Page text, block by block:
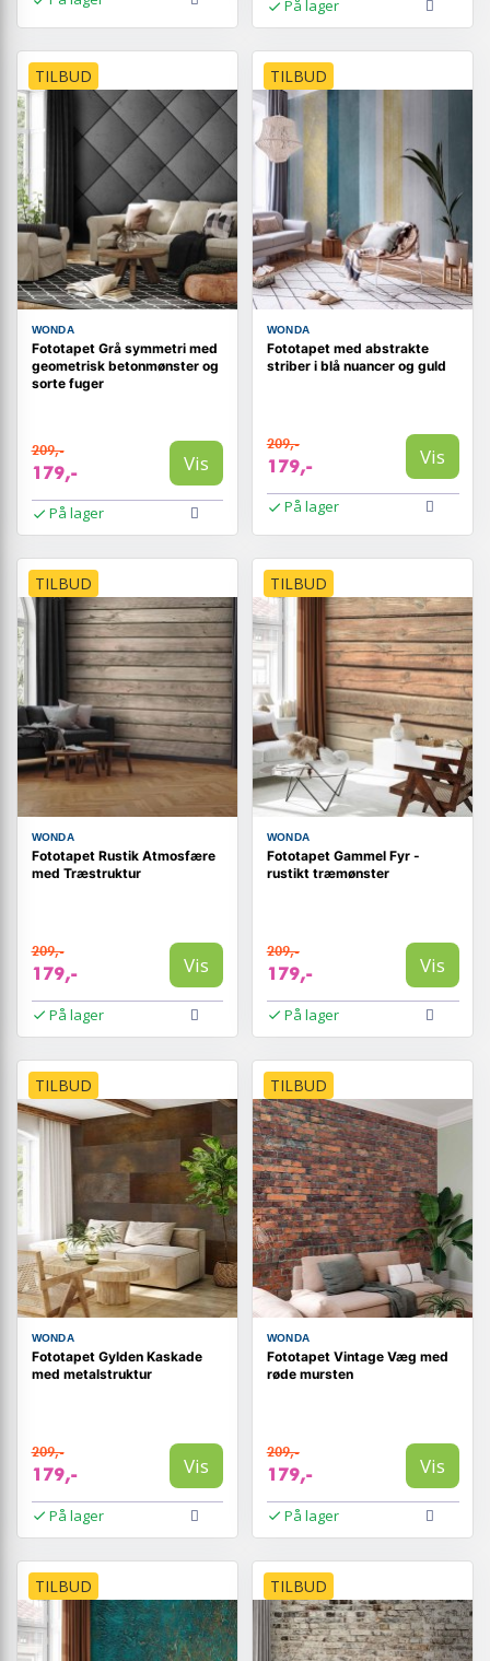
På lager
TILBUD
WONDA
Fototapet Grå symmetri med
geometrisk betonmønster og
sorte fuger
209,-
179,- Vis
På lager
TILBUD
WONDA
Fototapet med abstrakte
striber i blå nuancer og guld
209,-
179,- Vis
På lager
TILBUD
WONDA
Fototapet Rustik Atmosfære
med Træstruktur
209,-
179,- Vis
På lager
TILBUD
WONDA
Fototapet Gammel Fyr -
rustikt træmønster
209,-
179,- Vis
På lager
TILBUD
WONDA
Fototapet Gylden Kaskade
med metalstruktur
209,-
179,- Vis
På lager
TILBUD
WONDA
Fototapet Vintage Væg med
røde mursten
209,-
179,- Vis
På lager
TILBUD TILBUD